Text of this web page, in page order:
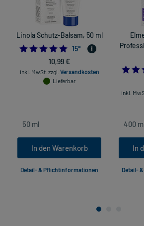
Linola Schutz-Balsam, 50 ml
5.0
15*
10,99 €
inkl. MwSt. zzgl. Versandkosten
Lieferbar
In den Warenkorb
Detail- & Pflichtinformationen
inkl.
In
Detail-